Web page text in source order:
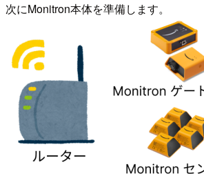
次にMonitron本体を準備します。